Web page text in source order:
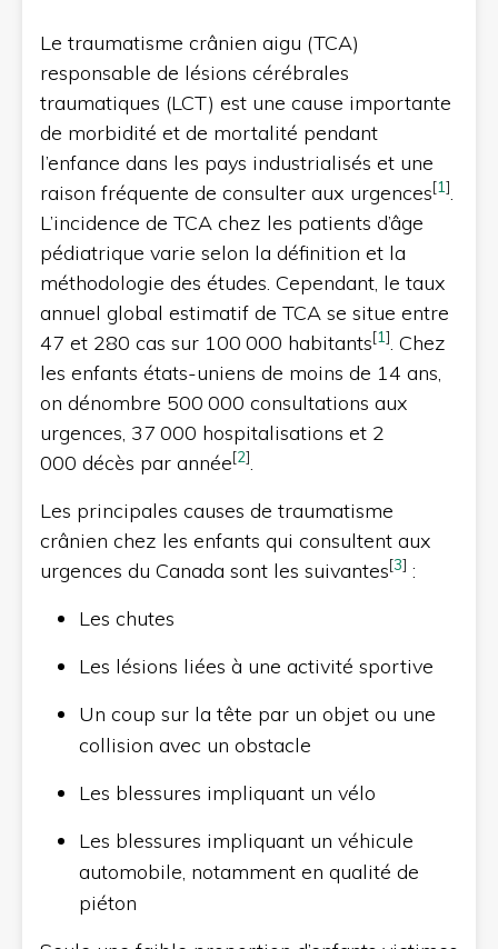
Le traumatisme crânien aigu (TCA)
responsable de lésions cérébrales
traumatiques (LCT) est une cause importante
de morbidité et de mortalité pendant
l’enfance dans les pays industrialisés et une
raison fréquente de consulter aux urgences[1].
L’incidence de TCA chez les patients d’âge
pédiatrique varie selon la définition et la
méthodologie des études. Cependant, le taux
annuel global estimatif de TCA se situe entre
47 et 280 cas sur 100 000 habitants[1]. Chez
les enfants états-uniens de moins de 14 ans,
on dénombre 500 000 consultations aux
urgences, 37 000 hospitalisations et 2
000 décès par année[2].
Les principales causes de traumatisme
crânien chez les enfants qui consultent aux
urgences du Canada sont les suivantes[3] :
Les chutes
Les lésions liées à une activité sportive
Un coup sur la tête par un objet ou une
collision avec un obstacle
Les blessures impliquant un vélo
Les blessures impliquant un véhicule
automobile, notamment en qualité de
piéton